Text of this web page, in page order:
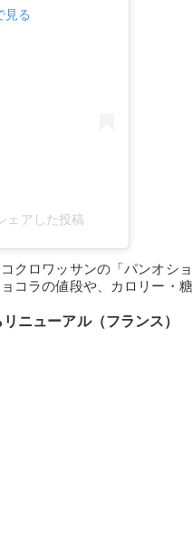
見る
ェアした投稿
クロワッサンの「パンオシ
コラの値段や、カロリー・
ニューアル（フランス）